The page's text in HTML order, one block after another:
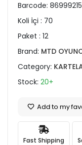
Barcode:
Koli İçi : 70
Paket :12
Brand: MTD
Category:
Stock:20+
Add to my
Fast Shipping